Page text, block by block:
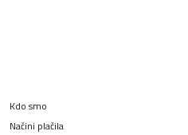
Kdo smo
Načini plačila